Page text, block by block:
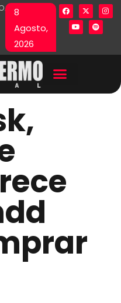
8
Agosto,
2026
71 Día de las y los
Lista en excel expone